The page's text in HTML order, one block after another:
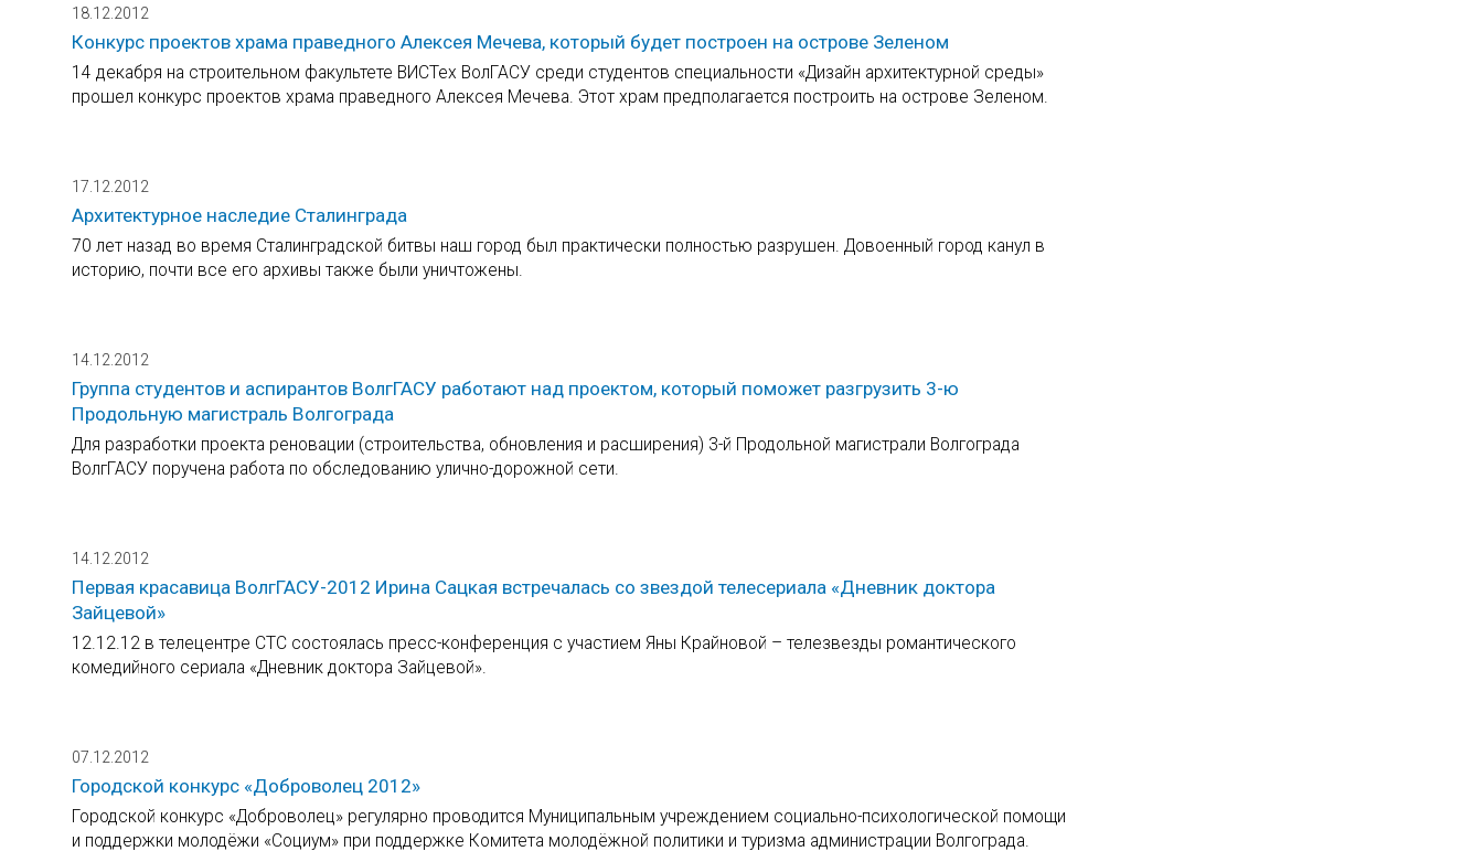
18.12.2012
Конкурс проектов храма праведного Алексея Мечева, который будет построен на острове Зеленом
14 декабря на строительном факультете ВИСТех ВолГАСУ среди студентов специальности «Дизайн архитектурной среды»
прошел конкурс проектов храма праведного Алексея Мечева. Этот храм предполагается построить на острове Зеленом.
17.12.2012
Архитектурное наследие Сталинграда
70 лет назад во время Сталинградской битвы наш город был практически полностью разрушен. Довоенный город канул в
историю, почти все его архивы также были уничтожены.
14.12.2012
Группа студентов и аспирантов ВолгГАСУ работают над проектом, который поможет разгрузить 3-ю
Продольную магистраль Волгограда
Для разработки проекта реновации (строительства, обновления и расширения) 3-й Продольной магистрали Волгограда
ВолгГАСУ поручена работа по обследованию улично-дорожной сети.
14.12.2012
Первая красавица ВолгГАСУ-2012 Ирина Сацкая встречалась со звездой телесериала «Дневник доктора
Зайцевой»
12.12.12 в телецентре СТС состоялась пресс-конференция с участием Яны Крайновой – телезвезды романтического
комедийного сериала «Дневник доктора Зайцевой».
07.12.2012
Городской конкурс «Доброволец 2012»
Городской конкурс «Доброволец» регулярно проводится Муниципальным учреждением социально-психологической помощи
и поддержки молодёжи «Социум» при поддержке Комитета молодёжной политики и туризма администрации Волгограда.